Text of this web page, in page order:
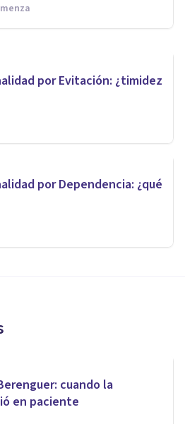
por Evitación: ¿timidez
por Dependencia: ¿qué
cuando la
en paciente